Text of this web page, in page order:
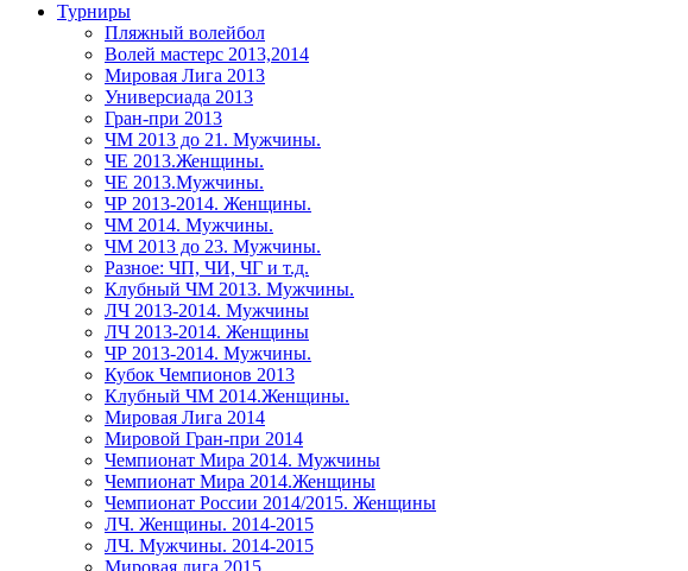
Турниры
Пляжный волейбол
Волей мастерс 2013,2014
Мировая Лига 2013
Универсиада 2013
Гран-при 2013
ЧМ 2013 до 21. Мужчины.
ЧЕ 2013.Женщины.
ЧЕ 2013.Мужчины.
ЧР 2013-2014. Женщины.
ЧМ 2014. Мужчины.
ЧМ 2013 до 23. Мужчины.
Разное: ЧП, ЧИ, ЧГ и т.д.
Клубный ЧМ 2013. Мужчины.
ЛЧ 2013-2014. Мужчины
ЛЧ 2013-2014. Женщины
ЧР 2013-2014. Мужчины.
Кубок Чемпионов 2013
Клубный ЧМ 2014.Женщины.
Мировая Лига 2014
Мировой Гран-при 2014
Чемпионат Мира 2014. Мужчины
Чемпионат Мира 2014.Женщины
Чемпионат России 2014/2015. Женщины
ЛЧ. Женщины. 2014-2015
ЛЧ. Мужчины. 2014-2015
Мировая лига 2015